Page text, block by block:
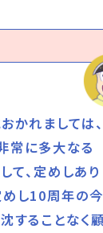
かれましては、
常に多大なる
て、定めしあり
めし10周年の今
することなく顧